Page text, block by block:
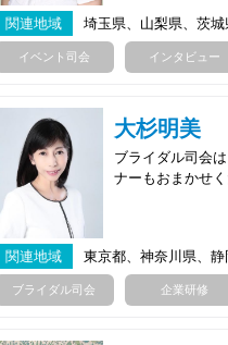
関連地域 埼玉県、山梨県、茨
イベント司会 インタビュー
大杉明美
ブライダル司会
ナーもおまかせ
関連地域 東京都、神奈川県、静
ブライダル司会 企業研修